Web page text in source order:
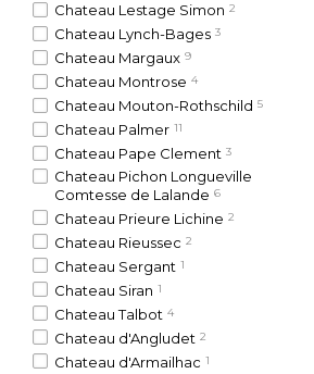
Chateau Lestage Simon 2
Chateau Lynch-Bages 3
Chateau Margaux 9
Chateau Montrose 4
Chateau Mouton-Rothschild 5
Chateau Palmer 11
Chateau Pape Clement 3
Chateau Pichon Longueville
Comtesse de Lalande 6
Chateau Prieure Lichine 2
Chateau Rieussec 2
Chateau Sergant 1
Chateau Siran 1
Chateau Talbot 4
Chateau d'Angludet 2
Chateau d'Armailhac 1